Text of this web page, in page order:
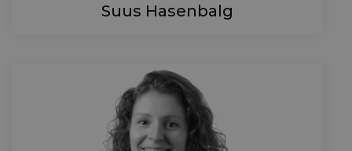
Suus Hasenbalg